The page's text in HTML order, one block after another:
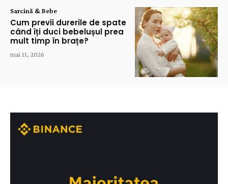
Sarcină & Bebe
Cum previi durerile de spate
când îți duci bebelușul prea
mult timp în brațe?
mai 11, 2026